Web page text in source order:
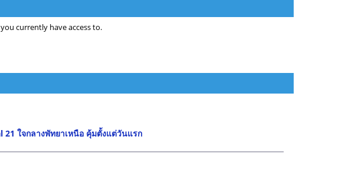
currently have access to.
ใจกลางพัทยาเหนือ คุ้มตั้งแต่วันแรก